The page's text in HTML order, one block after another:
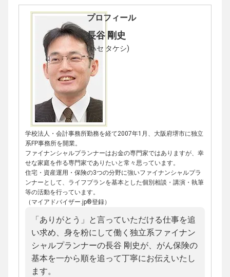
プロフィール
長谷 剛史
(ハセ タケシ)
学校法人・会計事務所勤務を経て2007年1月、大阪府堺市に独立
系FP事務所を開業。
ファイナンシャルプランナーはお金の専門家ではありますが、幸
せな家庭を作る専門家でありたいと常々思っています。
住宅・資産運用・保険の3つの分野に強いファイナンシャルプラ
ンナーとして、ライフプランを基本とした個別相談・講演・執筆
等の活動を行っています。
（マイアドバイザー.jp®登録）
「ありがとう」と言っていただける仕事を追
い求め、身を粉にして働く独立系ファイナン
シャルプランナーの長谷 剛史が、がん保険の
基本を一から順を追って丁寧にお伝えいたし
ます。